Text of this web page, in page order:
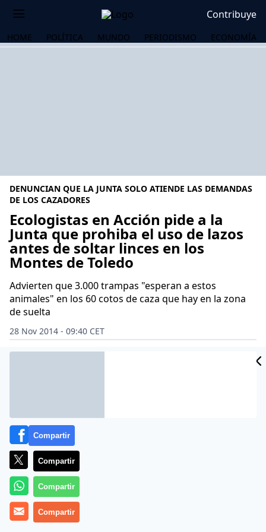
Contribuye
HOME POLÍTICA MUNDO PERIODISMO ECONOMÍA
DENUNCIAN QUE LA JUNTA SOLO ATIENDE LAS DEMANDAS
DE LOS CAZADORES
Ecologistas en Acción pide a la
Junta que prohiba el uso de lazos
antes de soltar linces en los
Montes de Toledo
Advierten que 3.000 trampas "esperan a estos
animales" en los 60 cotos de caza que hay en la zona
de suelta
28 Nov 2014 - 09:40 CET
Archivado en: ECOLOGISTAS EN ACCIÓN
Compartir
Compartir
Compartir
Compartir